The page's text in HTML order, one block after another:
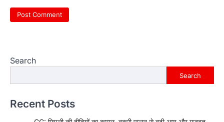
Search
Search
Recent Posts